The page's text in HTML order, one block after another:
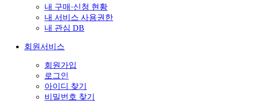
내 구매·신청 현황
내 서비스 사용권한
내 관심 DB
회원서비스
회원가입
로그인
아이디 찾기
비밀번호 찾기